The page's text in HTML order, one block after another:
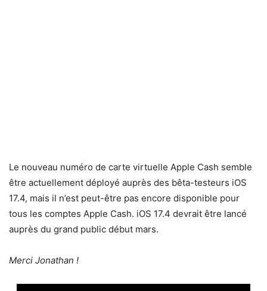
Le nouveau numéro de carte virtuelle Apple Cash semble
être actuellement déployé auprès des bêta-testeurs iOS
17.4, mais il n’est peut-être pas encore disponible pour
tous les comptes Apple Cash. iOS 17.4 devrait être lancé
auprès du grand public début mars.
Merci Jonathan !